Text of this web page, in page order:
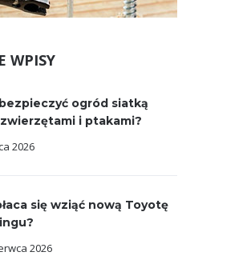
WPISY
ogród siatką
i ptakami?
2026
się wziąć nową Toyotę
2026